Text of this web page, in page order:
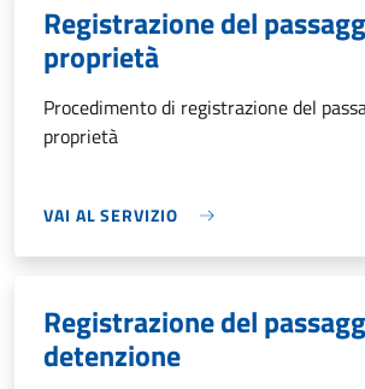
Registrazione del
proprietà
Procedimento di registrazione del
proprietà
VAI AL SERVIZIO
Registrazione del
detenzione